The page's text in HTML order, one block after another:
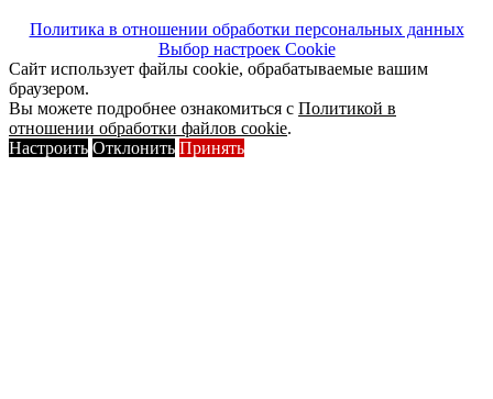
Политика в отношении обработки персональных данных
Выбор настроек Cookie
Сайт использует файлы cookie, обрабатываемые вашим
браузером.
Вы можете подробнее ознакомиться с Политикой в
отношении обработки файлов cookie.
Настроить Отклонить Принять